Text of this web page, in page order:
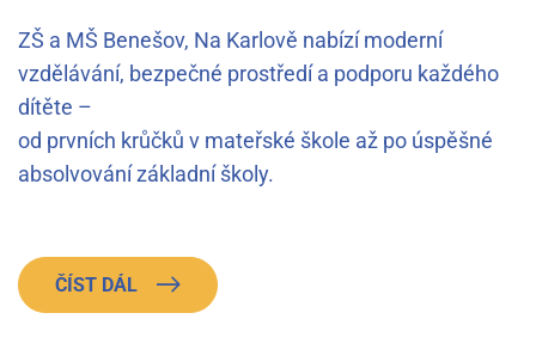
ZŠ a MŠ Benešov, Na Karlově nabízí moderní
vzdělávání, bezpečné prostředí a podporu každého
dítěte –
od prvních krůčků v mateřské škole až po úspěšné
absolvování základní školy.
ČÍST DÁL